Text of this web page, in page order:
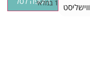
1 במלאי